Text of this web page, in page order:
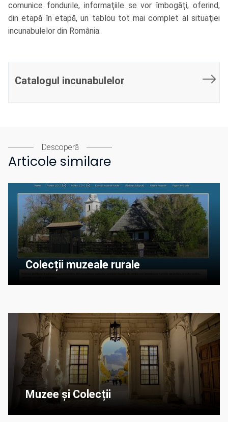
comunice fondurile, informaţiile se vor îmbogăţi, oferind,
din etapă în etapă, un tablou tot mai complet al situaţiei
incunabulelor din România.
Catalogul incunabulelor
Descoperă
Articole similare
Colecții muzeale rurale
Muzee și Colecții